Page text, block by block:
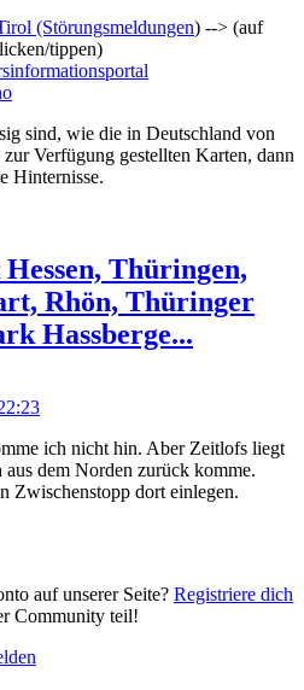
(Störungsmeldungen) --> (auf
tippen)
sind, wie die in Deutschland von
Verfügung gestellten Karten, dann
Hinternisse.
Thüringen,
Rhön, Thüringer
Hassberge...
ich nicht hin. Aber Zeitlofs liegt
dem Norden zurück komme.
Zwischenstopp dort einlegen.
auf unserer Seite? Registriere dich
Community teil!